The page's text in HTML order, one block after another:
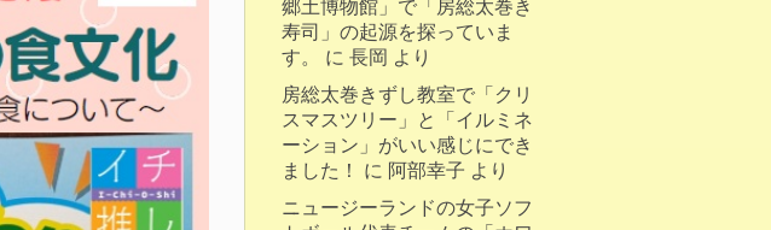
郷土博物館」で「房総太巻き
寿司」の起源を探っていま
す。
に 長岡 より
房総太巻きずし教室で「クリ
スマスツリー」と「イルミネ
ーション」がいい感じにでき
ました！
に 阿部幸子 より
ニュージーランドの女子ソフ